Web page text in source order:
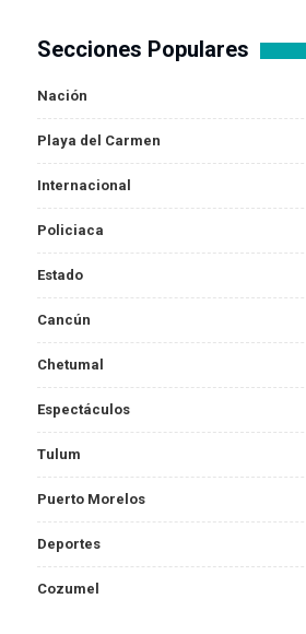
Secciones Populares
Nación
Playa del Carmen
Internacional
Policiaca
Estado
Cancún
Chetumal
Espectáculos
Tulum
Puerto Morelos
Deportes
Cozumel